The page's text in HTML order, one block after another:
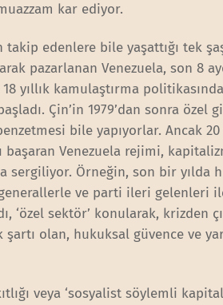
kar ediyor.
takip edenlere bile yaşattığı tek
pazarlanan Venezuela, son 8
yıllık kamulaştırma
Çin’in 1979’dan sonra
bile yapıyorlar. Ancak
başaran Venezuela rejimi,
sergiliyor. Örneğin, son bir yılda
ve parti ileri gelenleri
‘özel sektör’ konularak, krizden
olan, hukuksal güvence ve
veya ‘sosyalist söylemli